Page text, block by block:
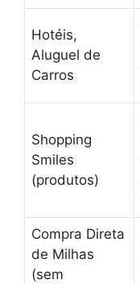
Hotéis,
Aluguel de
Carros
Shopping
Smiles
(produtos)
Compra Direta
de Milhas
(sem